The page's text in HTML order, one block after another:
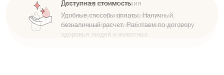
Доступная стоимость
Удобные способы оплаты. Наличный,
безналичный расчет. Работаем по договору